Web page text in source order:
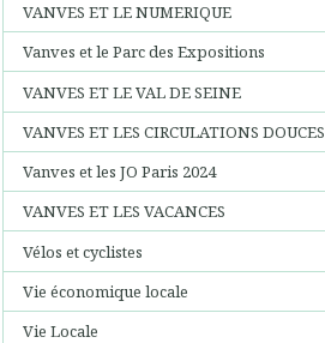
VANVES ET LE NUMERIQUE
Vanves et le Parc des Expositions
VANVES ET LE VAL DE SEINE
VANVES ET LES CIRCULATIONS DOUCES
Vanves et les JO Paris 2024
VANVES ET LES VACANCES
Vélos et cyclistes
Vie économique locale
Vie Locale